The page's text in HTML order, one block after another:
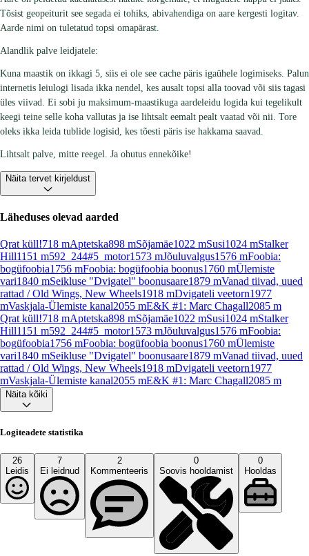
Tõsist geopeiturit see segada ei tohiks, abivahendiga on aare kergesti logitav.
Aarde nimi on tuletatud topsi omapärast.
Alandlik palve leidjatele:
Kuna maastik on ikkagi 5, siis ei ole see cache päris igaühele logimiseks. Palun
internetis leiulogi lisada ikka nendel, kes ausalt topsi alla toovad või siis tagasi
üles viivad. Ei sobi ju maksimum-maastikuga aardeleidu logida kui tegelikult
keegi teine selle koha vallutas ja ise lihtsalt eemalt pealt vaatad või nii. Tore
oleks ikka leida tublide logisid, kes tõesti päris ise hakkama saavad.
Lihtsalt palve, mitte reegel. Ja ohutus ennekõike!
Näita tervet kirjeldust
Läheduses olevad aarded
Qrat küll!718 mAptetska898 mSõjamäe1022 mSusi1024 mStalker
Hill1151 m592_244#5_motor1573 mJõuluvalgus1576 mFoobia:
bogüfoobia1756 mFoobia: bogüfoobia boonus1760 mÜlemiste
vari1840 mSeikluse "Dvigatel" boonusaare1879 mVanad tiivad, uued
rattad / Old Wings, New Wheels1918 mDvigateli veetorn1977
mVaskjala-Ülemiste kanal2055 mE&K #1: Marc Chagall2085 m
Qrat küll!718 mAptetska898 mSõjamäe1022 mSusi1024 mStalker
Hill1151 m592_244#5_motor1573 mJõuluvalgus1576 mFoobia:
bogüfoobia1756 mFoobia: bogüfoobia boonus1760 mÜlemiste
vari1840 mSeikluse "Dvigatel" boonusaare1879 mVanad tiivad, uued
rattad / Old Wings, New Wheels1918 mDvigateli veetorn1977
mVaskjala-Ülemiste kanal2055 mE&K #1: Marc Chagall2085 m
Näita kõiki
Logiteadete statistika
26
Leidis
7
Ei leidnud
2
Kommenteeris
0
Soovis hooldamist
0
Hooldas